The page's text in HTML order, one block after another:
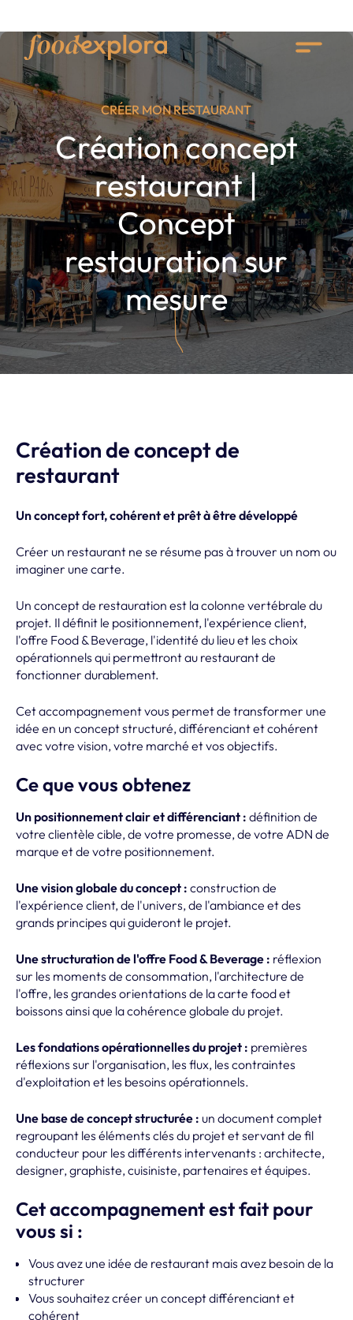
CRÉER MON RESTAURANT
Création concept
restaurant |
Concept
restauration sur
mesure
Création de concept de
restaurant
Un concept fort, cohérent et prêt à être développé
Créer un restaurant ne se résume pas à trouver un nom ou
imaginer une carte.
Un concept de restauration est la colonne vertébrale du
projet. Il définit le positionnement, l'expérience client,
l'offre Food & Beverage, l'identité du lieu et les choix
opérationnels qui permettront au restaurant de
fonctionner durablement.
Cet accompagnement vous permet de transformer une
idée en un concept structuré, différenciant et cohérent
avec votre vision, votre marché et vos objectifs.
Ce que vous obtenez
Un positionnement clair et différenciant : définition de
votre clientèle cible, de votre promesse, de votre ADN de
marque et de votre positionnement.
Une vision globale du concept : construction de
l'expérience client, de l'univers, de l'ambiance et des
grands principes qui guideront le projet.
Une structuration de l'offre Food & Beverage : réflexion
sur les moments de consommation, l'architecture de
l'offre, les grandes orientations de la carte food et
boissons ainsi que la cohérence globale du projet.
Les fondations opérationnelles du projet : premières
réflexions sur l'organisation, les flux, les contraintes
d'exploitation et les besoins opérationnels.
Une base de concept structurée : un document complet
regroupant les éléments clés du projet et servant de fil
conducteur pour les différents intervenants : architecte,
designer, graphiste, cuisiniste, partenaires et équipes.
Cet accompagnement est fait pour
vous si :
Vous avez une idée de restaurant mais avez besoin de la
structurer
Vous souhaitez créer un concept différenciant et
cohérent